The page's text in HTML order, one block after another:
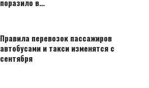
поразило в…
Правила перевозок пассажиров
автобусами и такси изменятся с
сентября